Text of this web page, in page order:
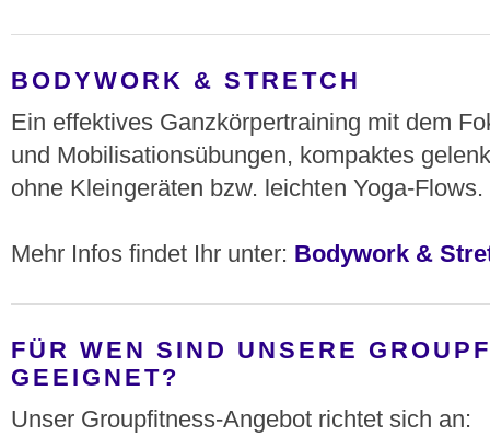
BODYWORK & STRETCH
Ein effektives Ganzkörpertraining mit dem
und Mobilisationsübungen, kompaktes
ohne Kleingeräten bzw. leichten Yoga-Flows.
Mehr Infos findet Ihr unter: Bodywork &
FÜR WEN SIND UNSERE
GEEIGNET?
Unser Groupfitness-Angebot richtet sich an: